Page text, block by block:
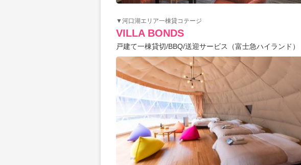
▼河口湖エリア一棟貸コテージ
VILLA BONDS
戸建て一棟貸切/BBQ/送迎サービス（富士急ハイランド）